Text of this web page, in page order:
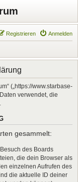
Anmelden
Registrieren
(„https://www.starbase-
verwendet, die
gesammelt:
des Boards
die dein Browser als
einzelnen Aufrufen des
die aktuelle ID deiner